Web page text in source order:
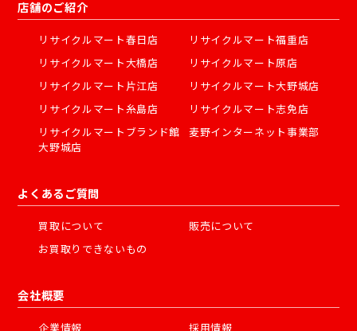
店舗のご紹介
リサイクルマート春日店
リサイクルマート福重店
リサイクルマート大橋店
リサイクルマート原店
リサイクルマート片江店
リサイクルマート大野城店
リサイクルマート糸島店
リサイクルマート志免店
リサイクルマートブランド館
大野城店
麦野インターネット事業部
よくあるご質問
買取について
販売について
お買取りできないもの
会社概要
企業情報 採用情報